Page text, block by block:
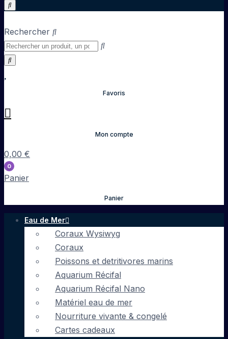
Rechercher
Favoris
Mon compte
0,00 €
0
Panier
Panier
Eau de Mer
Coraux Wysiwyg
Coraux
Poissons et detritivores marins
Aquarium Récifal
Aquarium Récifal Nano
Matériel eau de mer
Nourriture vivante & congelé
Cartes cadeaux